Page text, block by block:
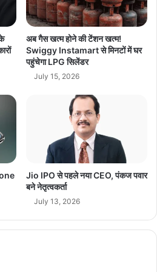
today news
top newsअब गैस खत्म होने की टेंशन खत्म!
Swiggy Instamart से मिनटों में घर
पहुंचेगा LPG सिलेंडर
July 15, 2026
Jio IPO से पहले नया CEO, पंकज पवार
बने नेतृत्वकर्ता
July 13, 2026